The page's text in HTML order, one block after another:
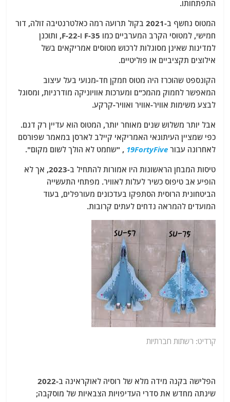
A
p
p
m
o
o
k
התפתחותו.
המטוס נחשף ב-2021 בקול תרועה רמה כאלטרנטיבה זולה, דור
חמישי, למטוסי הקרב המערביים כמו F-35 ו-F-22, ותוכנן
למדינות שאינן מסוגלות לרכוש מטוסים אמריקאים בשל
אילוצים תקציביים או פוליטיים.
הקונספט שהוכרז היה מטוס חמקן חד-מנועי בעל עיצוב
המאפשר לחמוק מהמכ"ם ומערכות אוויוניקה מודרניות, ומסוגל
לבצע משימות אוויר-אוויר ואוויר-קרקע.
אבל יותר משלוש שנים מאוחר יותר, המטוס הוא עדיין רק דגם.
כפי שמציין העיתונאי האמריקאי קיילב לארסן במאמר שפורסם
לאחרונה עבור19FortyFive , "שחמט לא הולך לשום מקום".
טיסות המבחן הראשונות היו אמורות להתחיל ב-2023, אך לא
הופיע אב טיפוס כשיר לעלות לאוויר. מפתחי התעשייה
הביטחונית הרוסית הסתפקו בעדכונים מעורפלים, בעוד
המועדים להמראה נדחים לעתים קרובות.
קרדיט: רשתות חברתיות
הפלישה בקנה מידה מלא של רוסיה לאוקראינה ב-2022
שינתה מחדש את סדרי העדיפויות הצבאיות של מוסקבה;